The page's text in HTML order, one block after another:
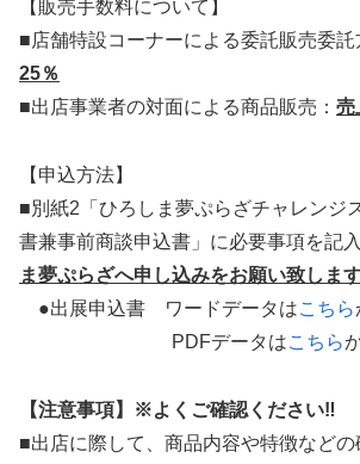
【販売手数料について】
■店舗特設コーナーによる委託販売委託
25％
■出店事業者の対面による商品販売： 売
【申込方法】
■別紙2「ひろしま夢ぷらざチャレンジ
書兼事前商談申込書」に必要事項を記入
ま夢ぷらざへ申し込みをお願い致します
●出展申込書 ワードデータはこちら
PDFデータはこちら
【注意事項】※よくご確認ください‼
■出店に際して、商品内容や特徴などの